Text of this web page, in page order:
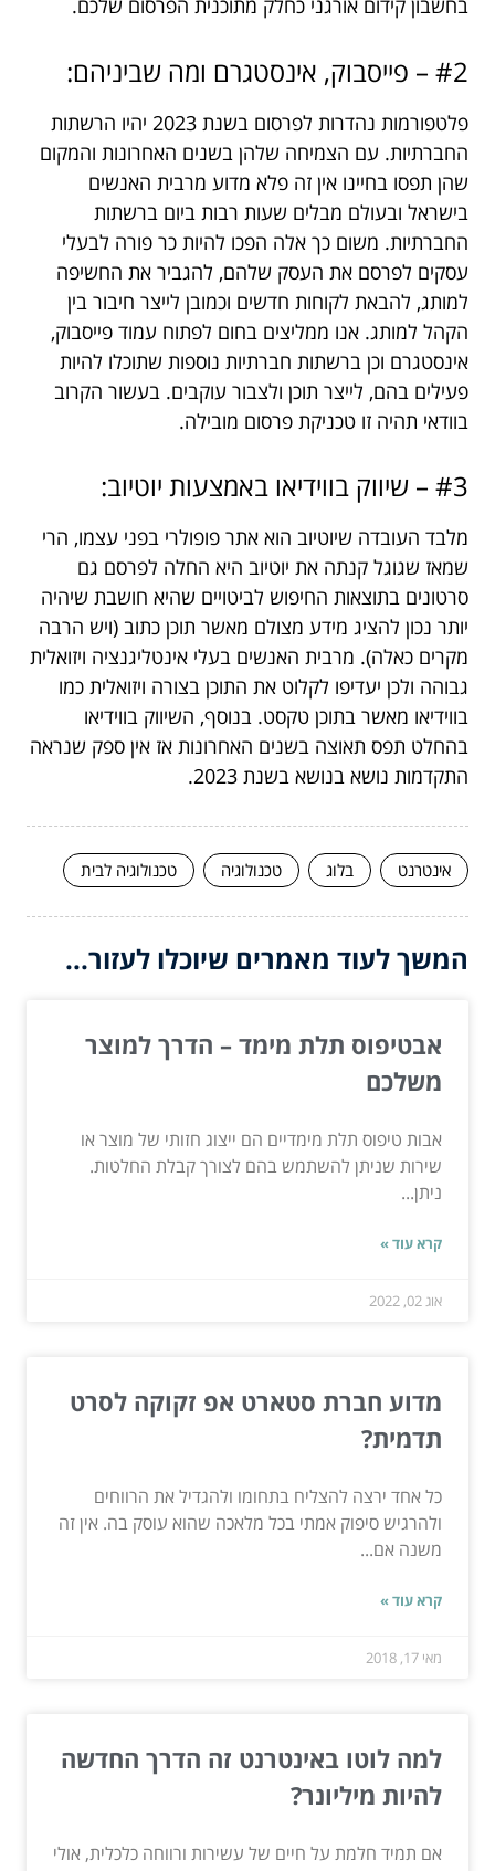
בחשבון קידום אורגני כחלק מתוכנית הפרסום שלכם.
#2 – פייסבוק, אינסטגרם ומה שביניהם:
פלטפורמות נהדרות לפרסום בשנת 2023 יהיו הרשתות
החברתיות. עם הצמיחה שלהן בשנים האחרונות והמקום
שהן תפסו בחיינו אין זה פלא מדוע מרבית האנשים
בישראל ובעולם מבלים שעות רבות ביום ברשתות
החברתיות. משום כך אלה הפכו להיות כר פורה לבעלי
עסקים לפרסם את העסק שלהם, להגביר את החשיפה
למותג, להבאת לקוחות חדשים וכמובן לייצר חיבור בין
הקהל למותג. אנו ממליצים בחום לפתוח עמוד פייסבוק,
אינסטגרם וכן ברשתות חברתיות נוספות שתוכלו להיות
פעילים בהם, לייצר תוכן ולצבור עוקבים. בעשור הקרוב
בוודאי תהיה זו טכניקת פרסום מובילה.
#3 – שיווק בווידיאו באמצעות יוטיוב:
מלבד העובדה שיוטיוב הוא אתר פופולרי בפני עצמו, הרי
שמאז שגוגל קנתה את יוטיוב היא החלה לפרסם גם
סרטונים בתוצאות החיפוש לביטויים שהיא חושבת שיהיה
יותר נכון להציג מידע מצולם מאשר תוכן כתוב (ויש הרבה
מקרים כאלה). מרבית האנשים בעלי אינטליגנציה ויזואלית
גבוהה ולכן יעדיפו לקלוט את התוכן בצורה ויזואלית כמו
בווידיאו מאשר בתוכן טקסט. בנוסף, השיווק בווידיאו
בהחלט תפס תאוצה בשנים האחרונות אז אין ספק שנראה
התקדמות נושא בנושא בשנת 2023.
אינטרנט בלוג טכנולוגיה טכנולוגיה לבית
המשך לעוד מאמרים שיוכלו לעזור...
אבטיפוס תלת מימד – הדרך למוצר
משלכם
אבות טיפוס תלת מימדיים הם ייצוג חזותי של מוצר או
שירות שניתן להשתמש בהם לצורך קבלת החלטות.
ניתן...
קרא עוד »
אוג 02, 2022
מדוע חברת סטארט אפ זקוקה לסרט
תדמית?
כל אחד ירצה להצליח בתחומו ולהגדיל את הרווחים
ולהרגיש סיפוק אמתי בכל מלאכה שהוא עוסק בה. אין זה
משנה אם...
קרא עוד »
מאי 17, 2018
למה לוטו באינטרנט זה הדרך החדשה
להיות מיליונר?
אם תמיד חלמת על חיים של עשירות ורווחה כלכלית, אולי